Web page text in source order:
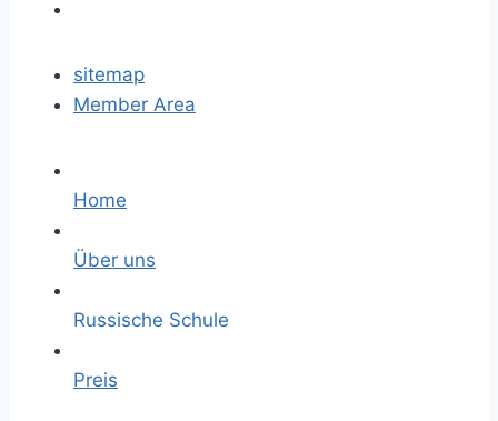
sitemap
Member Area
Home
Über uns
Russische Schule
Preis